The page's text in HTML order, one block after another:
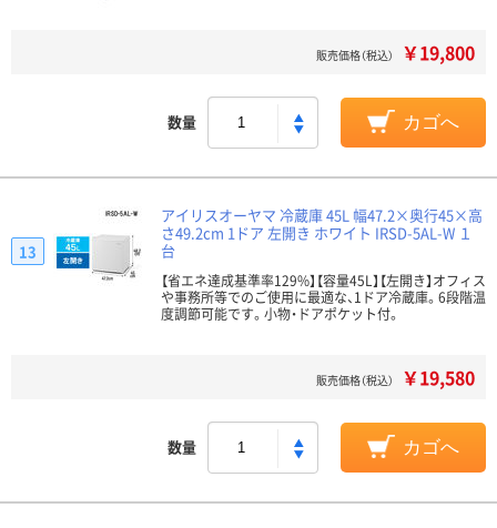
販売価格（税込） ￥19,800
数量 カゴへ
アイリスオーヤマ 冷蔵庫 45L 幅47.2×奥行45×高
さ49.2cm 1ドア 左開き ホワイト IRSD-5AL-W １
台
【省エネ達成基準率129%】【容量45L】【左開き】オフィス
や事務所等でのご使用に最適な、1ドア冷蔵庫。6段階温
度調節可能です。小物・ドアポケット付。
13
販売価格（税込） ￥19,580
数量 カゴへ